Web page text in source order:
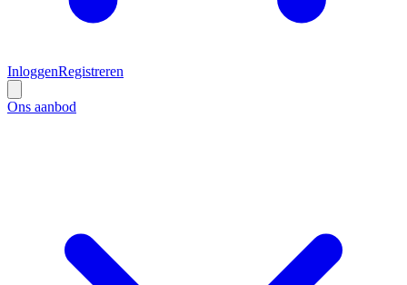
InloggenRegistreren
Ons aanbod